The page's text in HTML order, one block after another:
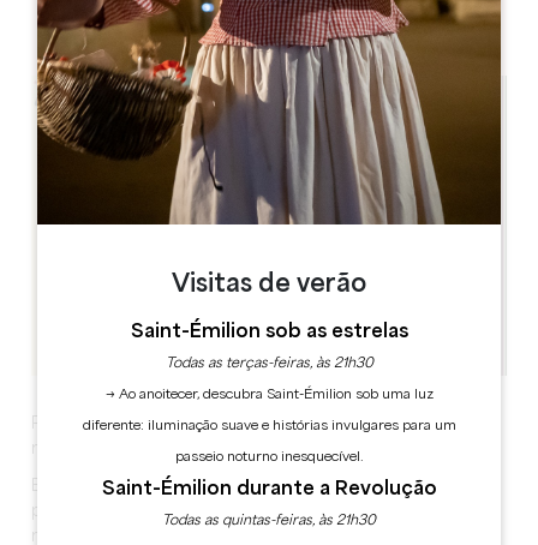
Pelo 4º ano consecutivo, o Pomerol'Fest realizar-se-á
no sábado, 26 de julho de 2025.
Este projeto, orquestrado pela Câmara Municipal,
pretende ser inclusivo e acessível a todos, dos mais
novos aos mais velhos, dos amantes da música aos
Pomerol, 33500
8-10, rue de Tropchaud
Visitas de verão
Saint-Émilion sob as estrelas
Todas as terças-feiras, às 21h30
→ Ao anoitecer, descubra Saint-Émilion sob uma luz
diferente: iluminação suave e histórias invulgares para um
passeio noturno inesquecível.
Saint-Émilion durante a Revolução
Todas as quintas-feiras, às 21h30